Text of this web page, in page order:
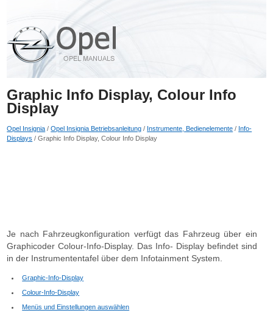
Graphic Info Display, Colour Info
Display
Opel Insignia /Opel Insignia Betriebsanleitung / Instrumente, Bedienelemente / Info-
Displays / Graphic Info Display, Colour Info Display
Je nach Fahrzeugkonfiguration verfügt das Fahrzeug über ein
Graphicoder Colour-Info-Display. Das Info- Display befindet sind
in der Instrumententafel über dem Infotainment System.
Graphic-Info-Display
Colour-Info-Display
Menüs und Einstellungen auswählen